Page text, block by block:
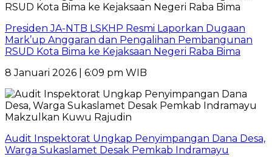
Presiden JA-NTB LSKHP Resmi Laporkan Dugaan
Mark’up Anggaran dan Pengalihan Pembangunan
RSUD Kota Bima ke Kejaksaan Negeri Raba Bima
8 Januari 2026 | 6:09 pm WIB
Audit Inspektorat Ungkap Penyimpangan Dana Desa,
Warga Sukaslamet Desak Pemkab Indramayu